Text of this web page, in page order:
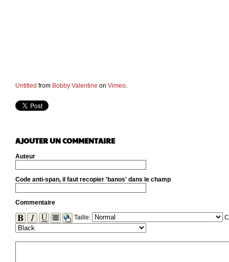
Untitled from Bobby Valentine on Vimeo.
AJOUTER UN COMMENTAIRE
Auteur
Code anti-span, il faut recopier 'banos' dans le champ
Commentaire
Taille: